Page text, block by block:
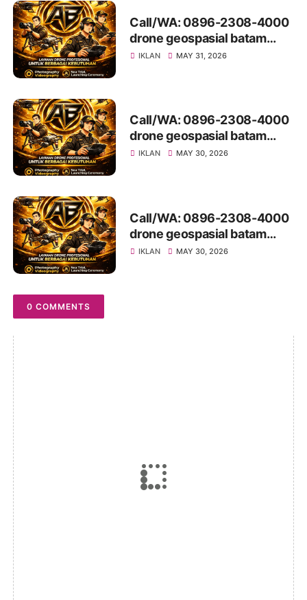
Call/WA: 0896-2308-4000
drone geospasial batam
LubukBaja
IKLAN MAY 31, 2026
Call/WA: 0896-2308-4000
drone geospasial batam
LubukBaja
IKLAN MAY 30, 2026
Call/WA: 0896-2308-4000
drone geospasial batam
Galang
IKLAN MAY 30, 2026
0 COMMENTS